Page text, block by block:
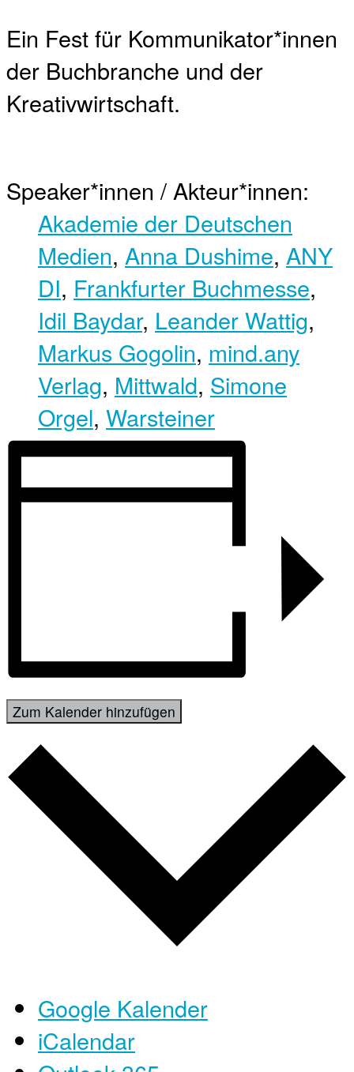
Ein Fest für Kommunikator*innen
der Buchbranche und der
Kreativwirtschaft.
Speaker*innen / Akteur*innen:
Akademie der Deutschen
Medien, Anna Dushime, ANY
DI, Frankfurter Buchmesse,
Idil Baydar, Leander Wattig,
Markus Gogolin, mind.any
Verlag, Mittwald, Simone
Orgel, Warsteiner
Zum Kalender hinzufügen
Google Kalender
iCalendar